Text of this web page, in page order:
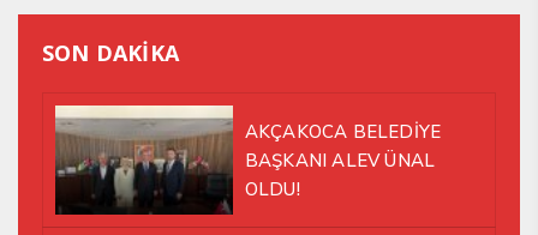
SON DAKİKA
AKÇAKOCA BELEDİYE
BAŞKANI ALEV ÜNAL
OLDU!